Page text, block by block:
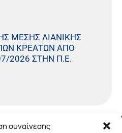
συναίνεσης
ΜΕΣΗΣ ΛΙΑΝΙΚΗΣ
ΚΡΕΑΤΩΝ ΑΠΟ
2026 ΣΤΗΝ Π.Ε.